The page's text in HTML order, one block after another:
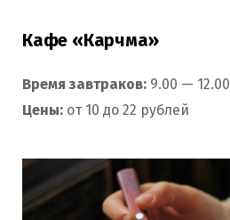
Кафе «Карчма»
Время завтраков: 9.00 — 12.00
Цены: от 10 до 22 рублей